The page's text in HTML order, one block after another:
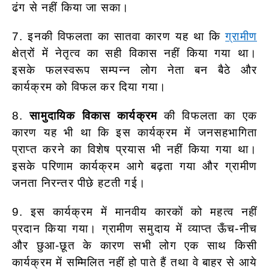
ढंग से नहीं किया जा सका।
7. इनकी विफलता का सातवा कारण यह था किग्रामीण
क्षेत्रों में नेतृत्व का सही विकास नहीं किया गया था।
इसके फलस्वरूप सम्पन्न लोग नेता बन बैठे और
कार्यक्रम को विफल कर दिया गया।
8.सामुदायिक विकास कार्यक्रम की विफलता का एक
कारण यह भी था कि इस कार्यक्रम में जनसहभागिता
प्राप्त करने का विशेष प्रयास भी नहीं किया गया था।
इसके परिणाम कार्यक्रम आगे बढ़ता गया और ग्रामीण
जनता निरन्तर पीछे हटती गई।
9. इस कार्यक्रम में मानवीय कारकों को महत्व नहीं
प्रदान किया गया। ग्रामीण समुदाय में व्याप्त ऊँच-नीच
और छुआ-छूत के कारण सभी लोग एक साथ किसी
कार्यक्रम में सम्मिलित नहीं हो पाते हैं तथा वे बाहर से आये